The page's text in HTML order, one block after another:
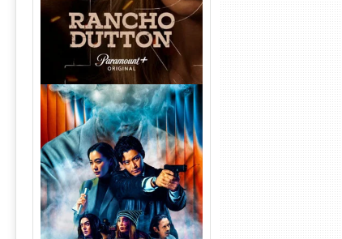
Vapor Humano 1ª Temporada
Torrent (2026) WEB-DL 1080p
Dual Áudio